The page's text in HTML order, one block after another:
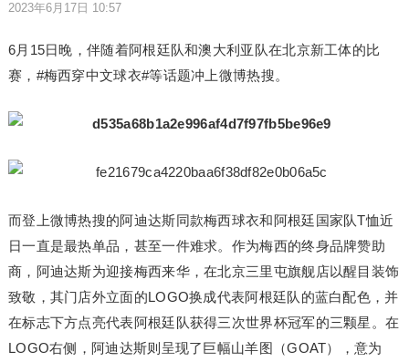
2023年6月17日 10:57
6月15日晚，伴随着阿根廷队和澳大利亚队在北京新工体的比
赛，#梅西穿中文球衣#等话题冲上微博热搜。
而登上微博热搜的阿迪达斯同款梅西球衣和阿根廷国家队T恤近
日一直是最热单品，甚至一件难求。作为梅西的终身品牌赞助
商，阿迪达斯为迎接梅西来华，在北京三里屯旗舰店以醒目装饰
致敬，其门店外立面的LOGO换成代表阿根廷队的蓝白配色，并
在标志下方点亮代表阿根廷队获得三次世界杯冠军的三颗星。在
LOGO右侧，阿迪达斯则呈现了巨幅山羊图（GOAT），意为